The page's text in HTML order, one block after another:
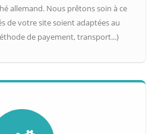
allemand. Nous prêtons soin à ce
de votre site soient adaptées au
de payement, transport...)